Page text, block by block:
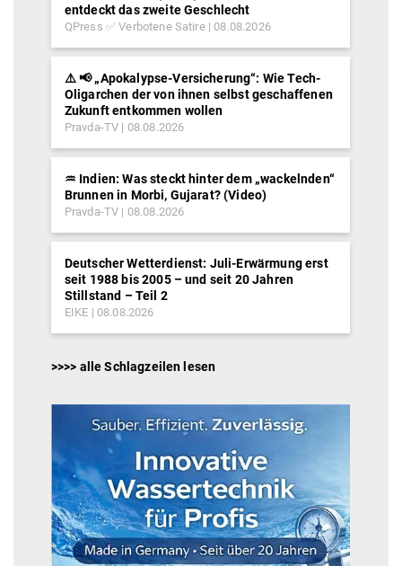
entdeckt das zweite Geschlecht
QPress ✅ Verbotene Satire 08.08.2026
⚠️ 📢 „Apokalypse-Versicherung“: Wie Tech-
Oligarchen der von ihnen selbst geschaffenen
Zukunft entkommen wollen
Pravda-TV 08.08.2026
♒︎ Indien: Was steckt hinter dem „wackelnden“
Brunnen in Morbi, Gujarat? (Video)
Pravda-TV 08.08.2026
Deutscher Wetterdienst: Juli-Erwärmung erst
seit 1988 bis 2005 – und seit 20 Jahren
Stillstand – Teil 2
EIKE 08.08.2026
>>>> alle Schlagzeilen lesen